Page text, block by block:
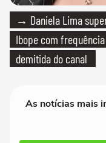
→ Daniela Lima
Ibope com
demitida do canal
As notícias mais